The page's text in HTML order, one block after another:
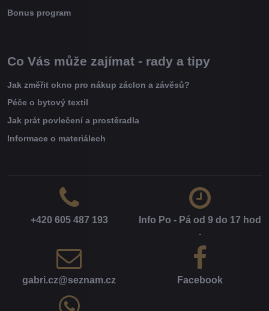
Bonus program
Co Vás může zajímat - rady a tipy
Jak změřit okno pro nákup záclon a závěsů?
Péče o bytový textil
Jak prát povlečení a prostěradla
Informace o materiálech
+420 605 487 193
Info Po - Pá od 9 do 17 hod​
.
gabri​.cz​@seznam​.cz Facebook